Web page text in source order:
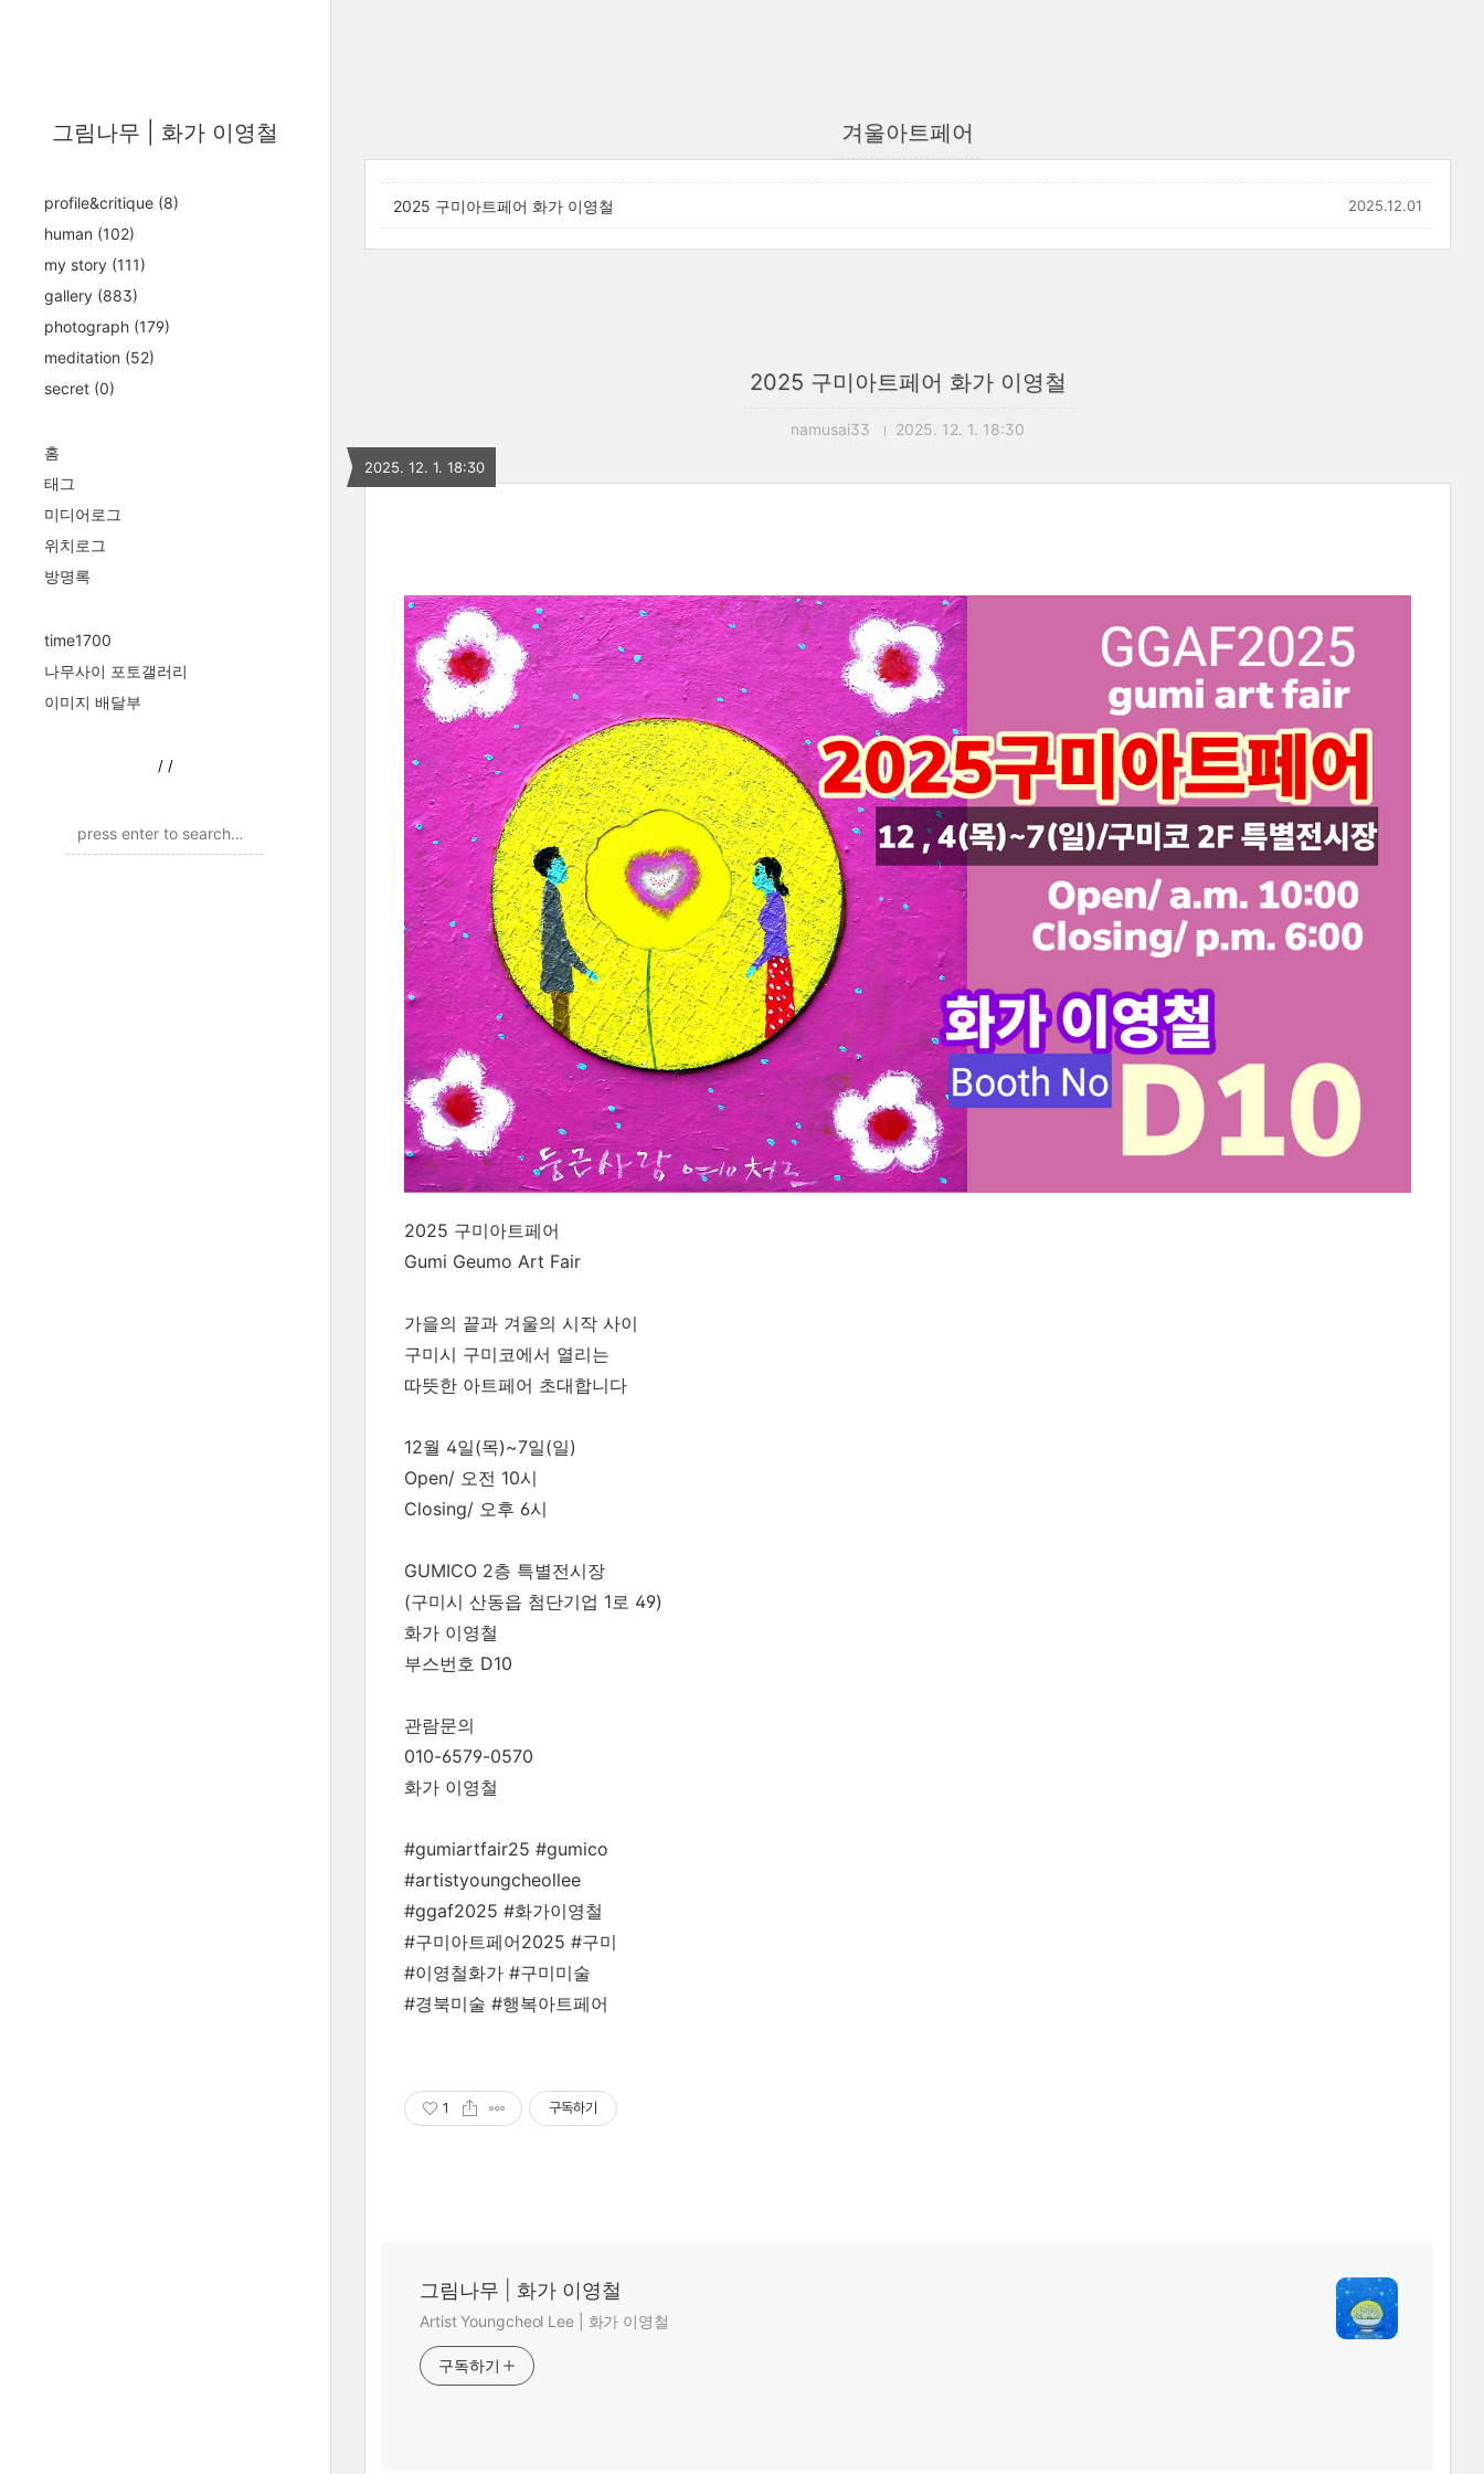
그림나무 | 화가 이영철
profile&critique (8)
human (102)
my story (111)
gallery (883)
photograph (179)
meditation (52)
secret (0)
홈
태그
미디어로그
위치로그
방명록
time1700
나무사이 포토갤러리
이미지 배달부
/ /
겨울아트페어
2025 구미아트페어 화가 이영철 2025.12.01
2025 구미아트페어 화가 이영철
namusai33 2025. 12. 1. 18:30
2025. 12. 1. 18:30
2025 구미아트페어
Gumi Geumo Art Fair
가을의 끝과 겨울의 시작 사이
구미시 구미코에서 열리는
따뜻한 아트페어 초대합니다
12월 4일(목)~7일(일)
Open/ 오전 10시
Closing/ 오후 6시
GUMICO 2층 특별전시장
(구미시 산동읍 첨단기업 1로 49)
화가 이영철
부스번호 D10
관람문의
010-6579-0570
화가 이영철
#gumiartfair25 #gumico
#artistyoungcheollee
#ggaf2025 #화가이영철
#구미아트페어2025 #구미
#이영철화가 #구미미술
#경북미술 #행복아트페어
1 구독하기
그림나무 | 화가 이영철
Artist Youngcheol Lee | 화가 이영철
구독하기